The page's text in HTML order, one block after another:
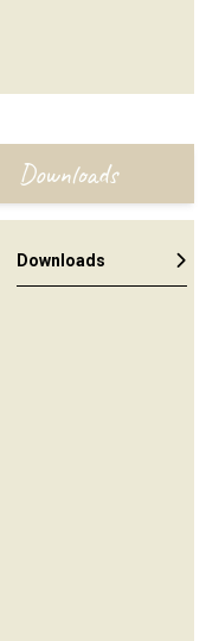
Downloads
Downloads